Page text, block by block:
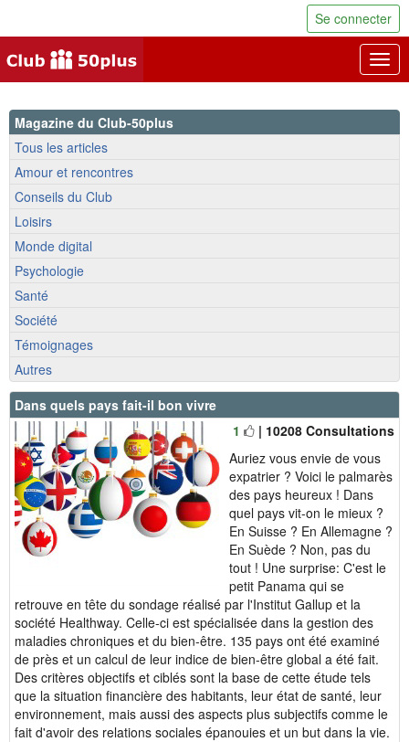
Se connecter
Magazine du Club-50plus
Tous les articles
Amour et rencontres
Conseils du Club
Loisirs
Monde digital
Psychologie
Santé
Société
Témoignages
Autres
Dans quels pays fait-il bon vivre
1
| 10208 Consultations
Auriez vous envie de vous
expatrier ? Voici le palmarès
des pays heureux ! Dans
quel pays vit-on le mieux ?
En Suisse ? En Allemagne ?
En Suède ? Non, pas du
tout ! Une surprise: C'est le
petit Panama qui se
retrouve en tête du sondage réalisé par l'Institut Gallup et la
société Healthway. Celle-ci est spécialisée dans la gestion des
maladies chroniques et du bien-être. 135 pays ont été examiné
de près et un calcul de leur indice de bien-être global a été fait.
Des critères objectifs et ciblés sont la base de cette étude tels
que la situation financière des habitants, leur état de santé, leur
environnement, mais aussi des aspects plus subjectifs comme le
fait d'avoir des relations sociales épanouies et un but dans la vie.